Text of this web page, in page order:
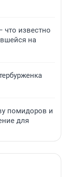
что известно
на
помидоров и
для